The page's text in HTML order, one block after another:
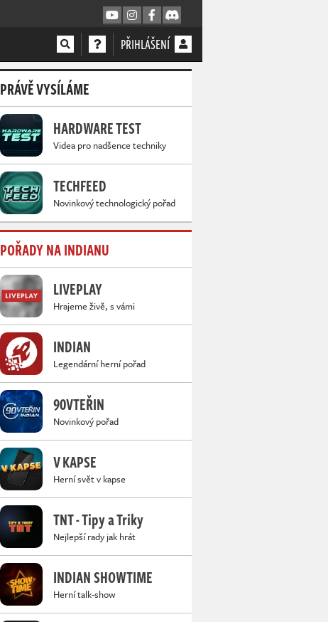
PŘIHLÁŠENÍ
PRÁVĚ VYSÍLÁME
HARDWARE TEST
Videa pro nadšence techniky
TECHFEED
Novinkový technologický pořad
POŘADY NA INDIANU
LIVEPLAY
Hrajeme živě, s vámi
INDIAN
Legendární herní pořad
90VTEŘIN
Novinkový pořad
V KAPSE
Herní svět v kapse
TNT - Tipy a Triky
Nejlepší rady jak hrát
INDIAN SHOWTIME
Herní talk-show